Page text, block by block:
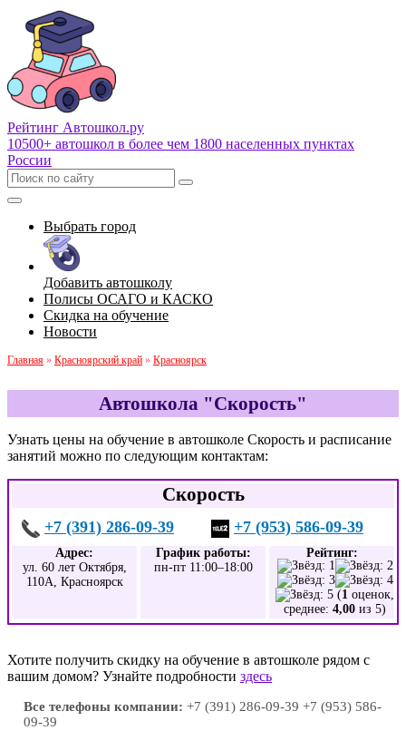
Рейтинг Автошкол.ру
10500+ автошкол в более чем 1800 населенных пунктах
России
Выбрать город
Добавить автошколу
Полисы ОСАГО и КАСКО
Скидка на обучение
Новости
Главная » Красноярский край » Красноярск
Автошкола "Скорость"
Узнать цены на обучение в автошколе Скорость и расписание
занятий можно по следующим контактам:
Скорость
+7 (391) 286-09-39 +7 (953) 586-09-39
Адрес:
ул. 60 лет Октября,
110А, Красноярск
График работы:
пн-пт 11:00–18:00
Рейтинг:
(1 оценок,
среднее: 4,00 из 5)
Хотите получить скидку на обучение в автошколе рядом с
вашим домом? Узнайте подробности здесь
Все телефоны компании: +7 (391) 286-09-39 +7 (953) 586-
09-39